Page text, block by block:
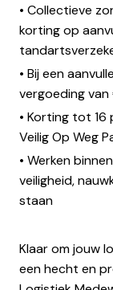
• Collectieve
korting op
• Bij een
vergoeding
• Korting tot
Veilig Op Weg
• Werken
veiligheid,
staan
Klaar om jouw
een hecht en